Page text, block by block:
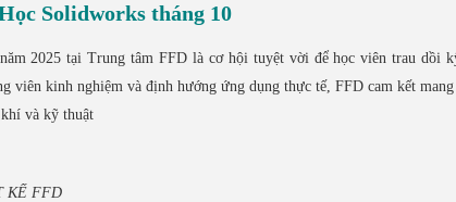
Solidworks tháng 10
2025 tại Trung tâm FFD là cơ hội tuyệt vời để học viên trau dồi
viên kinh nghiệm và định hướng ứng dụng thực tế, FFD cam kết
và kỹ thuật
KẾ FFD